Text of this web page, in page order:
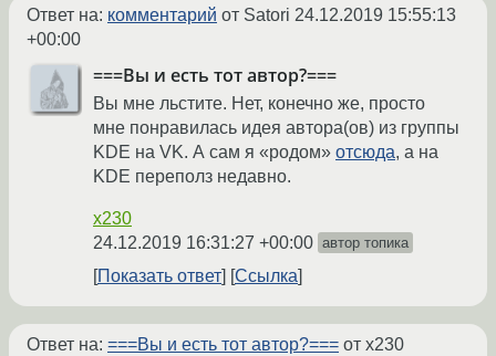
Ответ на: комментарий от Satori 24.12.2019 15:55:13
+00:00
===Вы и есть тот автор?===
Вы мне льстите. Нет, конечно же, просто
мне понравилась идея автора(ов) из группы
KDE на VK. А сам я «родом» отсюда, а на
KDE переполз недавно.
x230
24.12.2019 16:31:27 +00:00 автор топика
Показать ответ Ссылка
Ответ на: ===Вы и есть тот автор?=== от x230